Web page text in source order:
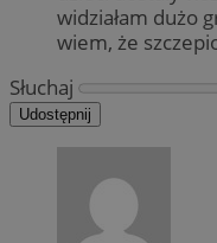
widziałam dużo
wiem, że
Słuchaj
Udostępnij